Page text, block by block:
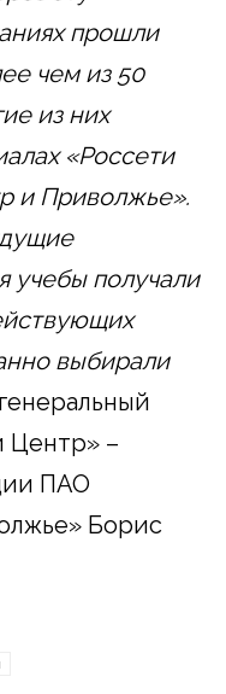
прошли
чем из 50
из них
«Россети
и Приволжье».
учебы получали
выбирали
Центр» –
ПАО
Борис